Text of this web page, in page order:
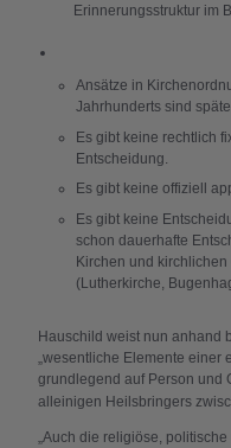
Erinnerungsstruktur im
Ansätze in
Jahrhunderts sind
Es gibt keine rechtlich
Entscheidung.
Es gibt keine offiziell
Es gibt keine
schon dauerhafte
Kirchen und
(Lutherkirche,
Hauschild weist nun anhand
„wesentliche Elemente einer
grundlegend auf Person und
alleinigen Heilsbringers
„Auch die religiöse,